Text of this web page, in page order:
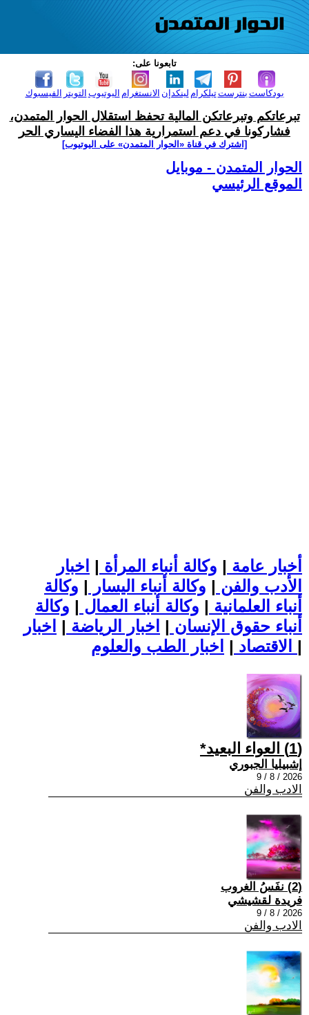
تابعونا على:
الفيسبوك التويتر اليوتيوب الانستغرام لينكدإن تيلكرامبنترست بودكاست
تبرعاتكم وتبرعاتكن المالية تحفظ استقلال الحوار المتمدن،
فشاركونا في دعم استمرارية هذا الفضاء اليساري الحر
[اشترك في قناة ‫«الحوار المتمدن» على اليوتيوب]
الحوار المتمدن - موبايل
الموقع الرئيسي
أخبار عامة | وكالة أنباء المرأة | اخبار
الأدب والفن | وكالة أنباء اليسار | وكالة
أنباء العلمانية | وكالة أنباء العمال | وكالة
أنباء حقوق الإنسان | اخبار الرياضة | اخبار
الاقتصاد | |
(1) العواء البعيد*
إشبيليا الجبوري
2026 / 8 / 9
الادب والفن
(2) نفَسُ الغروب
فريدة لقشيشي
2026 / 8 / 9
الادب والفن